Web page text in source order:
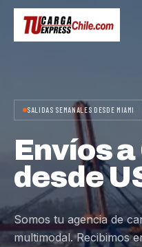
SALIDAS SEMANALES DESDE MIAMI
Envíos
desde
Somos tu agencia de
multimodal. Recibimos